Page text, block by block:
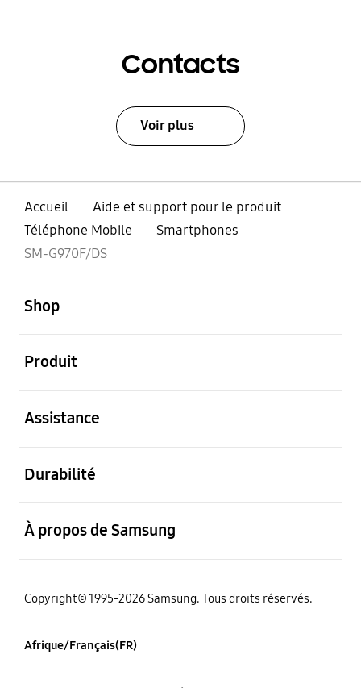
Contacts
Voir plus
Accueil
Aide et support pour le produit
Téléphone Mobile
Smartphones
SM-G970F/DS
Shop
Produit
Assistance
Durabilité
À propos de Samsung
Copyright© 1995-2026 Samsung. Tous droits réservés.
Afrique/Français(FR)